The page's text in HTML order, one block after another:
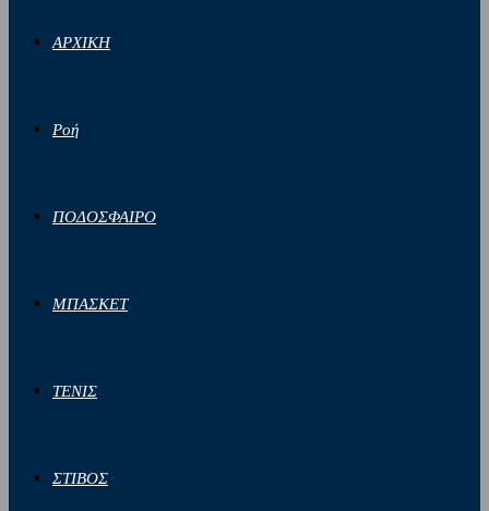
ΑΡΧΙΚΗ
Ροή
ΠΟΔΟΣΦΑΙΡΟ
ΜΠΑΣΚΕΤ
ΤΕΝΙΣ
ΣΤΙΒΟΣ